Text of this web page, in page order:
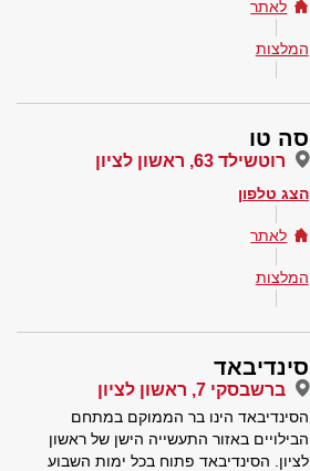
לאתר
המלצות
סה טו
רוטשילד 63, ראשון לציון
הצג טלפון
לאתר
המלצות
סינדיבאד
ברשבסקי 7, ראשון לציון
הסינדיבאד הינו בר הממוקם במתחם
הבילויים באזור התעשייה הישן של ראשון
לציון. הסינדיבאד פתוח בכל ימות השבוע